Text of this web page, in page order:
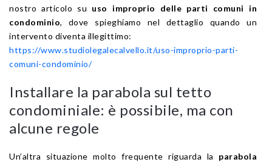
nostro articolo su uso improprio delle parti comuni in
condominio, dove spieghiamo nel dettaglio quando un
intervento diventa illegittimo:
https://www.studiolegalecalvello.it/uso-improprio-parti-
comuni-condominio/
Installare la parabola sul tetto
condominiale: è possibile, ma con
alcune regole
Un’altra situazione molto frequente riguarda la parabola